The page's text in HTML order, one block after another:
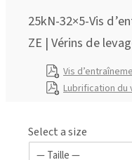
25kN-32×5-Vis
ZE | Vérins de
Vis
Lubrification du
Select a size